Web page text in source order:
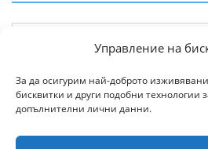
Управление на
За да осигурим най-доброто
бисквитки и други подобни технологии
допълнителни лични данни.
Архив